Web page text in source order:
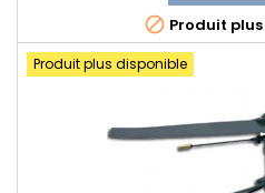
 Produit
Produit plus disponible